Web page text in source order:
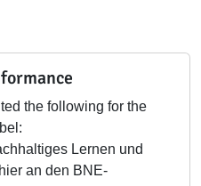
the following for the
Lernen und
an den BNE-